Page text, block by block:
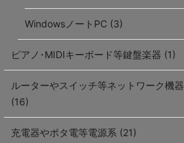
WindowsノートPC (3)
ピアノ･MIDIキーボード等鍵盤楽器 (1)
ルーターやスイッチ等ネットワーク機器
(16)
充電器やポタ電等電源系 (21)